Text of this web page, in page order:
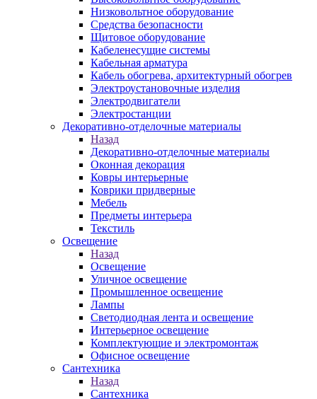
Низковольтное оборудование
Средства безопасности
Щитовое оборудование
Кабеленесущие системы
Кабельная арматура
Кабель обогрева, архитектурный обогрев
Электроустановочные изделия
Электродвигатели
Электростанции
Декоративно-отделочные материалы
Назад
Декоративно-отделочные материалы
Оконная декорация
Ковры интерьерные
Коврики придверные
Мебель
Предметы интерьера
Текстиль
Освещение
Назад
Освещение
Уличное освещение
Промышленное освещение
Лампы
Светодиодная лента и освещение
Интерьерное освещение
Комплектующие и электромонтаж
Офисное освещение
Сантехника
Назад
Сантехника